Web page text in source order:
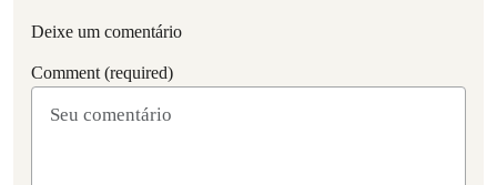
Deixe um comentário
Comment (required)